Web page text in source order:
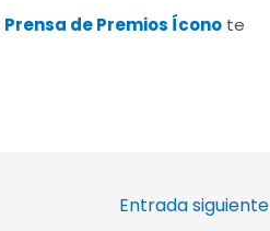
Prensa de Premios Ícono te
Entrada siguiente